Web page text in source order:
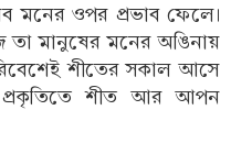
মনের ওপর প্রভাব ফেলে।
তা মানুষের মনের অঙিনায়
শীতের সকাল আসে
প্রকৃতিতে শীত আর আপন